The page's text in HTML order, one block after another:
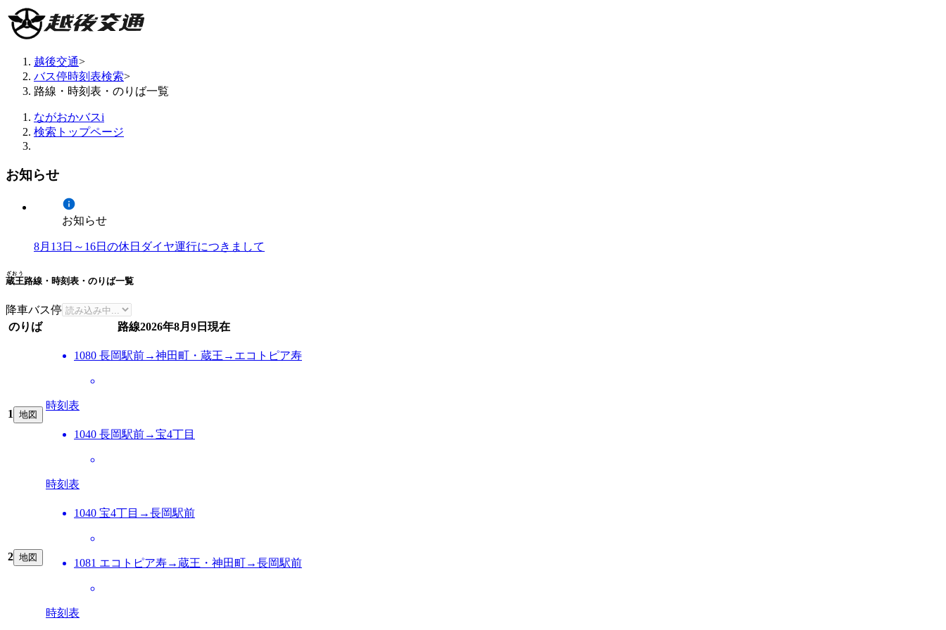
越後交通>
バス停時刻表検索>
路線・時刻表・のりば一覧
ながおかバスi
検索トップページ
お知らせ
お知らせ
8月13日～16日の休日ダイヤ運行につきまして
蔵王
ざおう
路線・時刻表・のりば一覧
降車バス停
のりば
路線2026年8月9日 現在
1 地図
1080 長岡駅前→神田町・蔵王→エコトピア寿
時刻表
1040 長岡駅前→宝4丁目
時刻表
2 地図
1040 宝4丁目→長岡駅前
1081 エコトピア寿→蔵王・神田町→長岡駅前
時刻表